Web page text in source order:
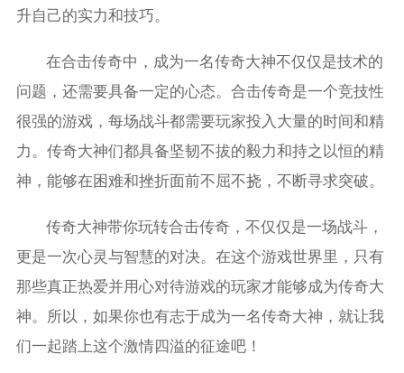
升自己的实力和技巧。
在合击传奇中，成为一名传奇大神不仅仅是技术的
问题，还需要具备一定的心态。合击传奇是一个竞技性
很强的游戏，每场战斗都需要玩家投入大量的时间和精
力。传奇大神们都具备坚韧不拔的毅力和持之以恒的精
神，能够在困难和挫折面前不屈不挠，不断寻求突破。
传奇大神带你玩转合击传奇，不仅仅是一场战斗，
更是一次心灵与智慧的对决。在这个游戏世界里，只有
那些真正热爱并用心对待游戏的玩家才能够成为传奇大
神。所以，如果你也有志于成为一名传奇大神，就让我
们一起踏上这个激情四溢的征途吧！